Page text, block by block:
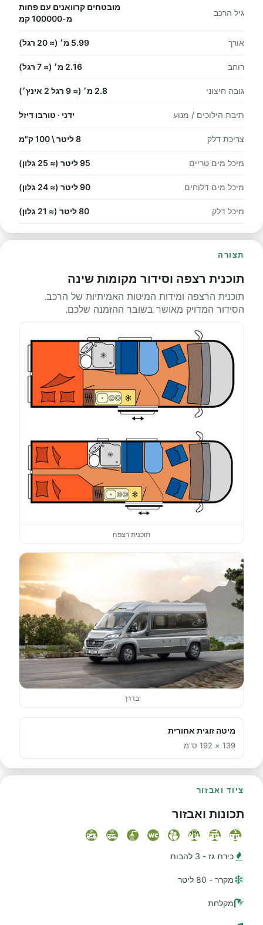
גיל הרכב
מובטחים קרוואנים עם פחות
מ-100000 קמ
אורך 5.99 מ׳ (≈ 20 רגל)
רוחב 2.16 מ׳ (≈ 7 רגל)
גובה חיצוני 2.8 מ׳ (≈ 9 רגל 2 אינץ׳)
תיבת הילוכים / מנוע ידני · טורבו דיזל
צריכת דלק 8 ליטר \ 100 ק"מ
מיכל מים טריים 95 ליטר (≈ 25 גלון)
מיכל מים דלוחים 90 ליטר (≈ 24 גלון)
מיכל דלק 80 ליטר (≈ 21 גלון)
תצורה
תוכנית רצפה וסידור מקומות שינה
תוכנית הרצפה ומידות המיטות האמיתיות של הרכב.
הסידור המדויק מאושר בשובר ההזמנה שלכם.
תוכנית רצפה
בדרך
מיטה זוגית אחורית
139 × 192 ס"מ
ציוד ואבזור
תכונות ואבזור
כירת גז - 3 להבות
מקרר - 80 ליטר
מקלחת